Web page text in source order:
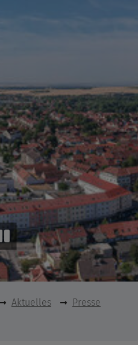
Aktuelles
Presse